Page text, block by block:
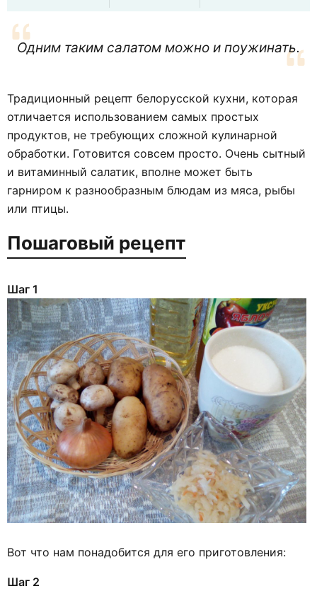
Одним таким салатом можно и поужинать.
Традиционный рецепт белорусской кухни, которая
отличается использованием самых простых
продуктов, не требующих сложной кулинарной
обработки. Готовится совсем просто. Очень сытный
и витаминный салатик, вполне может быть
гарниром к разнообразным блюдам из мяса, рыбы
или птицы.
Пошаговый рецепт
Шаг 1
Вот что нам понадобится для его приготовления:
Шаг 2